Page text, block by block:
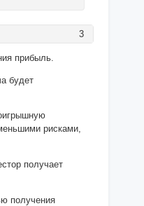
3
прибыль.
будет
рисками,
получает
получения